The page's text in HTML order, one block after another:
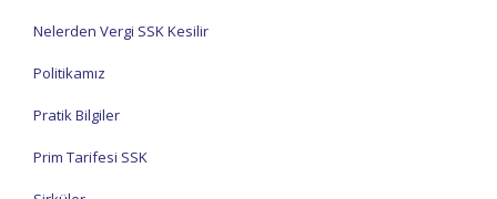
Nelerden Vergi SSK Kesilir
Politikamız
Pratik Bilgiler
Prim Tarifesi SSK